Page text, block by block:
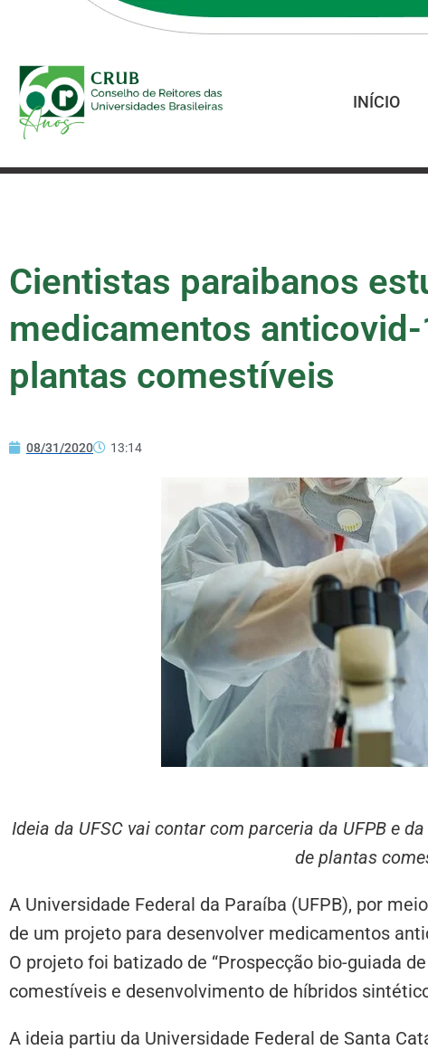
INÍCIO
Cientistas paraibanos
medicamentos
plantas comestíveis
08/31/2020 13:14
Ideia da UFSC vai contar com parceria da UFPB e
de plantas
A Universidade Federal da Paraíba (UFPB), por
de um projeto para desenvolver medicamentos
O projeto foi batizado de “Prospecção bio-guiada
comestíveis e desenvolvimento de híbridos
A ideia partiu da Universidade Federal de Santa